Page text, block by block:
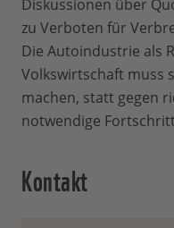
Diskussionen über
zu Verboten für
Die Autoindustrie als
Volkswirtschaft muss
machen, statt gegen
notwendige
Kontakt